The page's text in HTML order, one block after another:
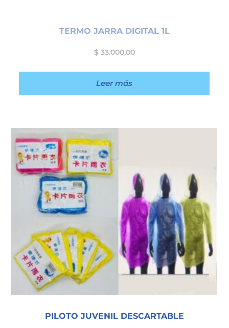
TERMO JARRA DIGITAL 1L
$ 33.000,00
Leer más
PILOTO JUVENIL DESCARTABLE